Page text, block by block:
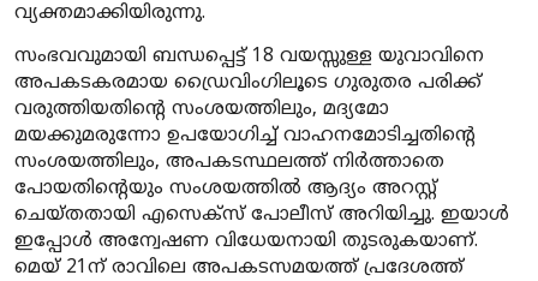
വ്യക്തമാക്കിയിരുന്നു.
സംഭവവുമായി ബന്ധപ്പെട്ട് 18 വയസ്സുള്ള യുവാവിനെ
അപകടകരമായ ഡ്രൈവിംഗിലൂടെ ഗുരുതര പരിക്ക്
വരുത്തിയതിന്റെ സംശയത്തിലും, മദ്യമോ
മയക്കുമരുന്നോ ഉപയോഗിച്ച് വാഹനമോടിച്ചതിന്റെ
സംശയത്തിലും, അപകടസ്ഥലത്ത് നിർത്താതെ
പോയതിന്റെയും സംശയത്തിൽ ആദ്യം അറസ്റ്റ്
ചെയ്തതായി എസെക്സ് പോലീസ് അറിയിച്ചു. ഇയാൾ
ഇപ്പോൾ അന്വേഷണ വിധേയനായി തുടരുകയാണ്.
മെയ് 21ന് രാവിലെ അപകടസമയത്ത് പ്രദേശത്ത്